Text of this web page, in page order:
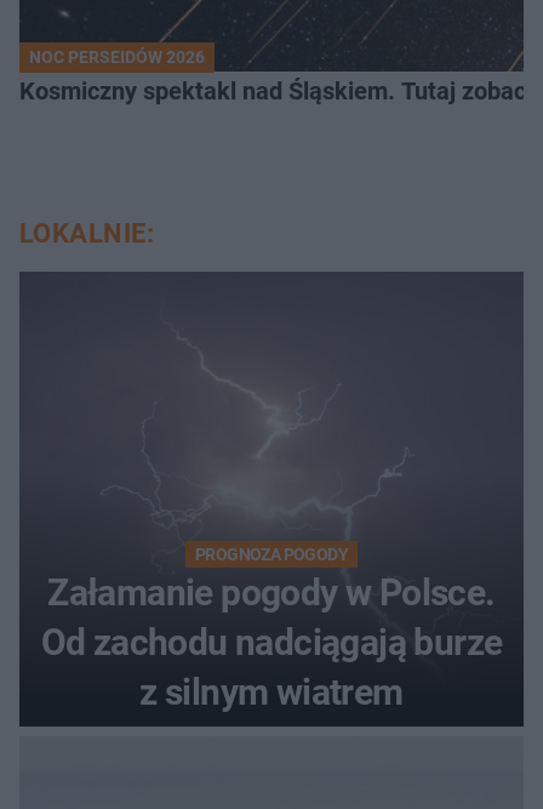
NOC PERSEIDÓW 2026
Kosmiczny spektakl nad Śląskiem. Tutaj
LOKALNIE:
PROGNOZA POGODY
Załamanie pogody w Polsce.
Od zachodu nadciągają burze
z silnym wiatrem